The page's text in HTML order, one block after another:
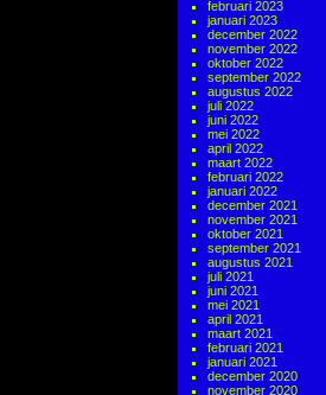
februari 2023
januari 2023
december 2022
november 2022
oktober 2022
september 2022
augustus 2022
juli 2022
juni 2022
mei 2022
april 2022
maart 2022
februari 2022
januari 2022
december 2021
november 2021
oktober 2021
september 2021
augustus 2021
juli 2021
juni 2021
mei 2021
april 2021
maart 2021
februari 2021
januari 2021
december 2020
november 2020